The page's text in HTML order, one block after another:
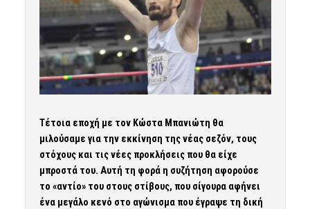
Τέτοια εποχή με τον Κώστα Μπανιώτη θα
μιλούσαμε για την εκκίνηση της νέας σεζόν, τους
στόχους και τις νέες προκλήσεις που θα είχε
μπροστά του. Αυτή τη φορά η συζήτηση αφορούσε
το «αντίο» του στους στίβους, που σίγουρα αφήνει
ένα μεγάλο κενό στο αγώνισμα που έγραψε τη δική